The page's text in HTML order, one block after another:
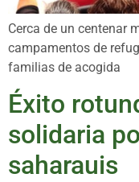
Cerca de un centenar
campamentos de
familias de acogida
Éxito
solidaria
saharauis